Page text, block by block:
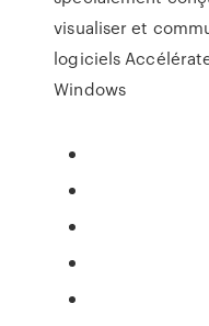
visualiser et
logiciels
Windows